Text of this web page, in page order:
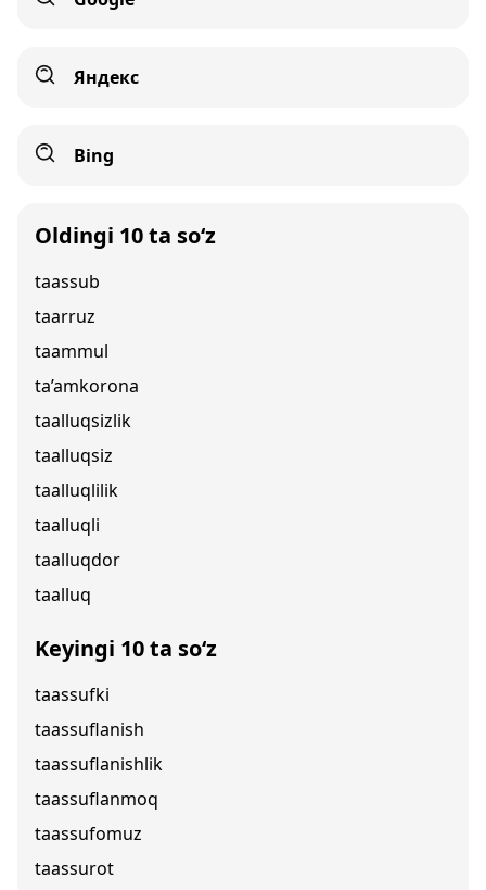
Яндекс
Bing
Oldingi 10 ta so‘z
taassub
taarruz
taammul
ta’amkorona
taalluqsizlik
taalluqsiz
taalluqlilik
taalluqli
taalluqdor
taalluq
Keyingi 10 ta so‘z
taassufki
taassuflanish
taassuflanishlik
taassuflanmoq
taassufomuz
taassurot